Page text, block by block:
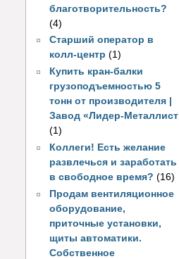
благотворительность?
(4)
Старший оператор в
колл-центр (1)
Купить кран-балки
грузоподъемностью 5
тонн от производителя |
Завод «Лидер-Металлист
(1)
Коллеги! Есть желание
развлечься и заработать
в свободное время? (16)
Продам вентиляционное
оборудование,
приточные установки,
щиты автоматики.
Собственное